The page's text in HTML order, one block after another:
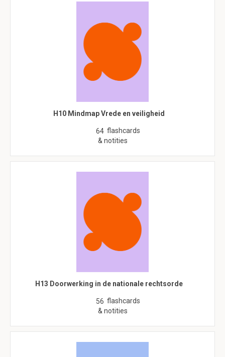
H10 Mindmap Vrede en veiligheid
64 flashcards
& notities
H13 Doorwerking in de nationale rechtsorde
56 flashcards
& notities